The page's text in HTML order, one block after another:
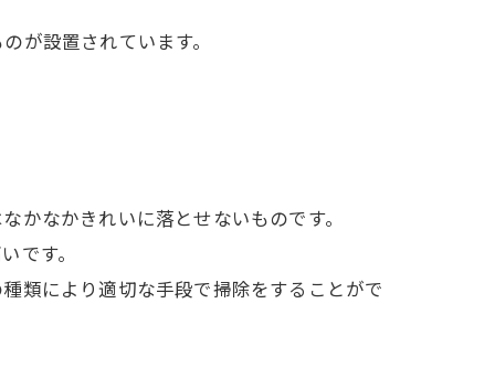
が設置されています。
かなかきれいに落とせないものです。
です。
類により適切な手段で掃除をすることがで